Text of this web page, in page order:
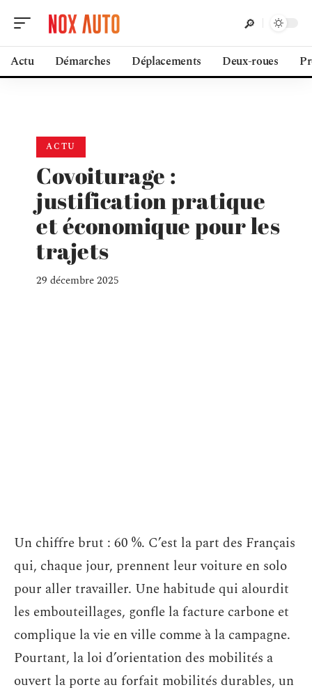
Actu Démarches Déplacements Deux-roues
ACTU
Covoiturage :
justification pratique
et économique pour les
trajets
29 décembre 2025
Un chiffre brut : 60 %. C’est la part des Français
qui, chaque jour, prennent leur voiture en solo
pour aller travailler. Une habitude qui alourdit
les embouteillages, gonfle la facture carbone et
complique la vie en ville comme à la campagne.
Pourtant, la loi d’orientation des mobilités a
ouvert la porte au forfait mobilités durables, un